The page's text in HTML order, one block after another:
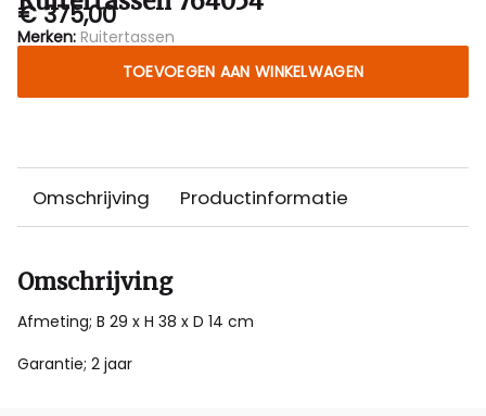
€ 375,00
Merken: Ruitertassen
TOEVOEGEN AAN WINKELWAGEN
Omschrijving Productinformatie
Omschrijving
Afmeting; B 29 x H 38 x D 14 cm
Garantie; 2 jaar